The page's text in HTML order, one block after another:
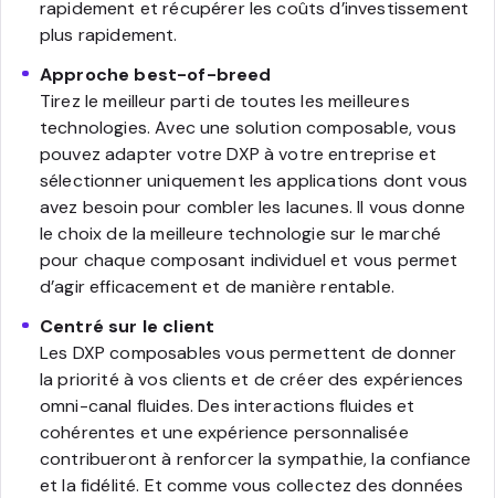
rapidement et récupérer les coûts d’investissement
plus rapidement.
Approche best-of-breed
Tirez le meilleur parti de toutes les meilleures
technologies. Avec une solution composable, vous
pouvez adapter votre DXP à votre entreprise et
sélectionner uniquement les applications dont vous
avez besoin pour combler les lacunes. Il vous donne
le choix de la meilleure technologie sur le marché
pour chaque composant individuel et vous permet
d’agir efficacement et de manière rentable.
Centré sur le client
Les DXP composables vous permettent de donner
la priorité à vos clients et de créer des expériences
omni-canal fluides. Des interactions fluides et
cohérentes et une expérience personnalisée
contribueront à renforcer la sympathie, la confiance
et la fidélité. Et comme vous collectez des données